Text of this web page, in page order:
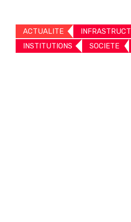
ACTUALITE
INSTITUTIONS
SOCIETE